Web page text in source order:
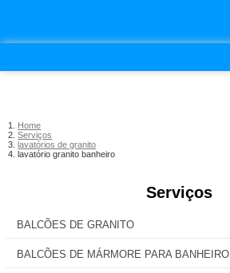
Home
Serviços
lavatórios de granito
lavatório granito banheiro
Serviços
BALCÕES DE GRANITO
BALCÕES DE MÁRMORE PARA BANHEIRO